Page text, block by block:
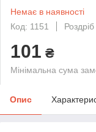
Немає в наявності
Код: 1151
Роздріб
101 ₴
Мінімальна сума
Опис